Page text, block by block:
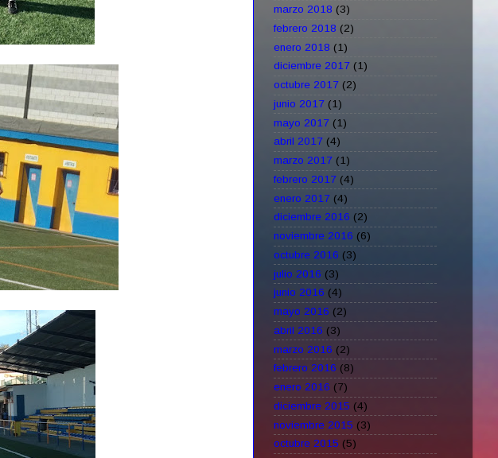
marzo 2018 (3)
febrero 2018 (2)
enero 2018 (1)
diciembre 2017 (1)
octubre 2017 (2)
junio 2017 (1)
mayo 2017 (1)
abril 2017 (4)
marzo 2017 (1)
febrero 2017 (4)
enero 2017 (4)
diciembre 2016 (2)
noviembre 2016 (6)
octubre 2016 (3)
julio 2016 (3)
junio 2016 (4)
mayo 2016 (2)
abril 2016 (3)
marzo 2016 (2)
febrero 2016 (8)
enero 2016 (7)
diciembre 2015 (4)
noviembre 2015 (3)
octubre 2015 (5)